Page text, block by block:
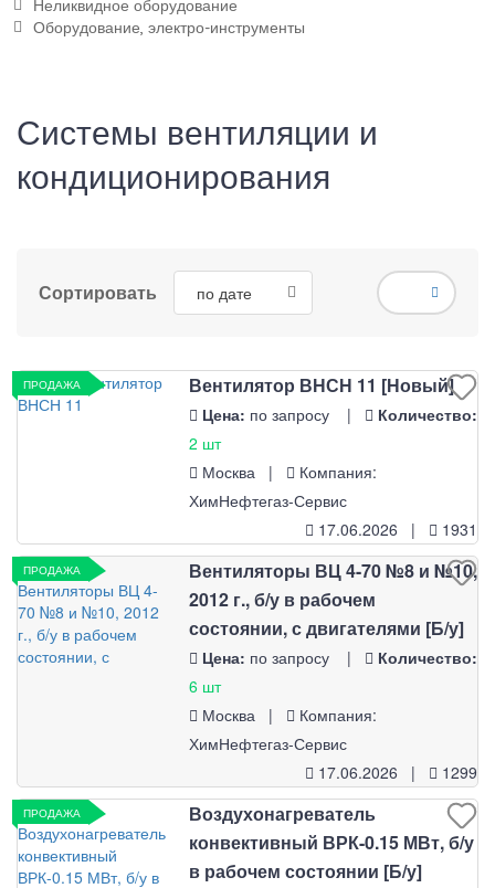
Неликвидное оборудование
Оборудование, электро-инструменты
Системы вентиляции и
кондиционирования
Сортировать
ПРОДАЖА Вентилятор ВНСН 11 [Новый]
Цена: по запросу |
Количество:
2 шт
Москва |
Компания:
ХимНефтегаз-Сервис
17.06.2026 |
1931
ПРОДАЖА
Вентиляторы ВЦ 4-70 №8 и №10,
2012 г., б/у в рабочем
состоянии, с двигателями [Б/у]
Цена: по запросу |
Количество:
6 шт
Москва |
Компания:
ХимНефтегаз-Сервис
17.06.2026 |
1299
ПРОДАЖА
Воздухонагреватель
конвективный ВРК-0.15 МВт, б/у
в рабочем состоянии [Б/у]